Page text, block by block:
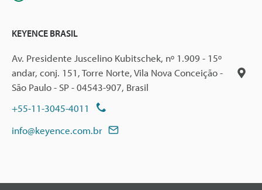
KEYENCE BRASIL
Av. Presidente Juscelino Kubitschek, nº 1.909 - 15º
andar, conj. 151, Torre Norte, Vila Nova Conceição -
São Paulo - SP - 04543-907, Brasil
+55-11-3045-4011
info@keyence.com.br